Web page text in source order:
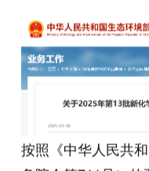
按照《中华人民共